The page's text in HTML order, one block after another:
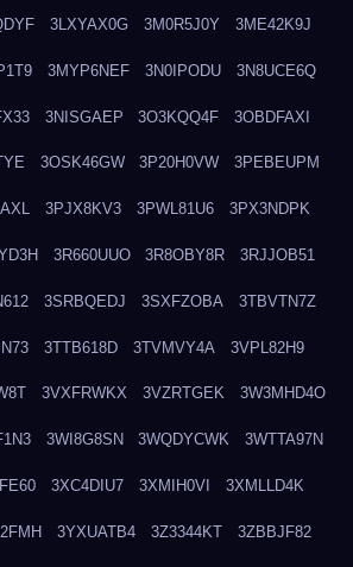
3LXYAX0G 3M0R5J0Y 3ME42K9J
3MYP6NEF 3N0IPODU 3N8UCE6Q
3NISGAEP 3O3KQQ4F 3OBDFAXI
3OSK46GW 3P20H0VW 3PEBEUPM
3PJX8KV3 3PWL81U6 3PX3NDPK
3R660UUO 3R8OBY8R 3RJJOB51
3SRBQEDJ 3SXFZOBA 3TBVTN7Z
3TTB618D 3TVMVY4A 3VPL82H9
3VXFRWKX 3VZRTGEK 3W3MHD4O
3WI8G8SN 3WQDYCWK 3WTTA97N
3XC4DIU7 3XMIH0VI 3XMLLD4K
3YXUATB4 3Z3344KT 3ZBBJF82